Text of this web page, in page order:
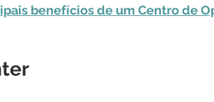
benefícios de um Centro de